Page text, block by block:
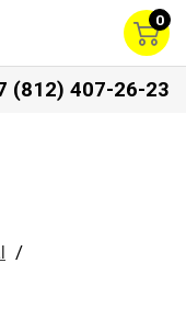
0
(812) 407-26-23